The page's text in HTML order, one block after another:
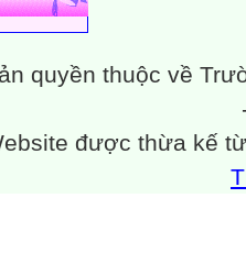
quyền thuộc về
được thừa kế